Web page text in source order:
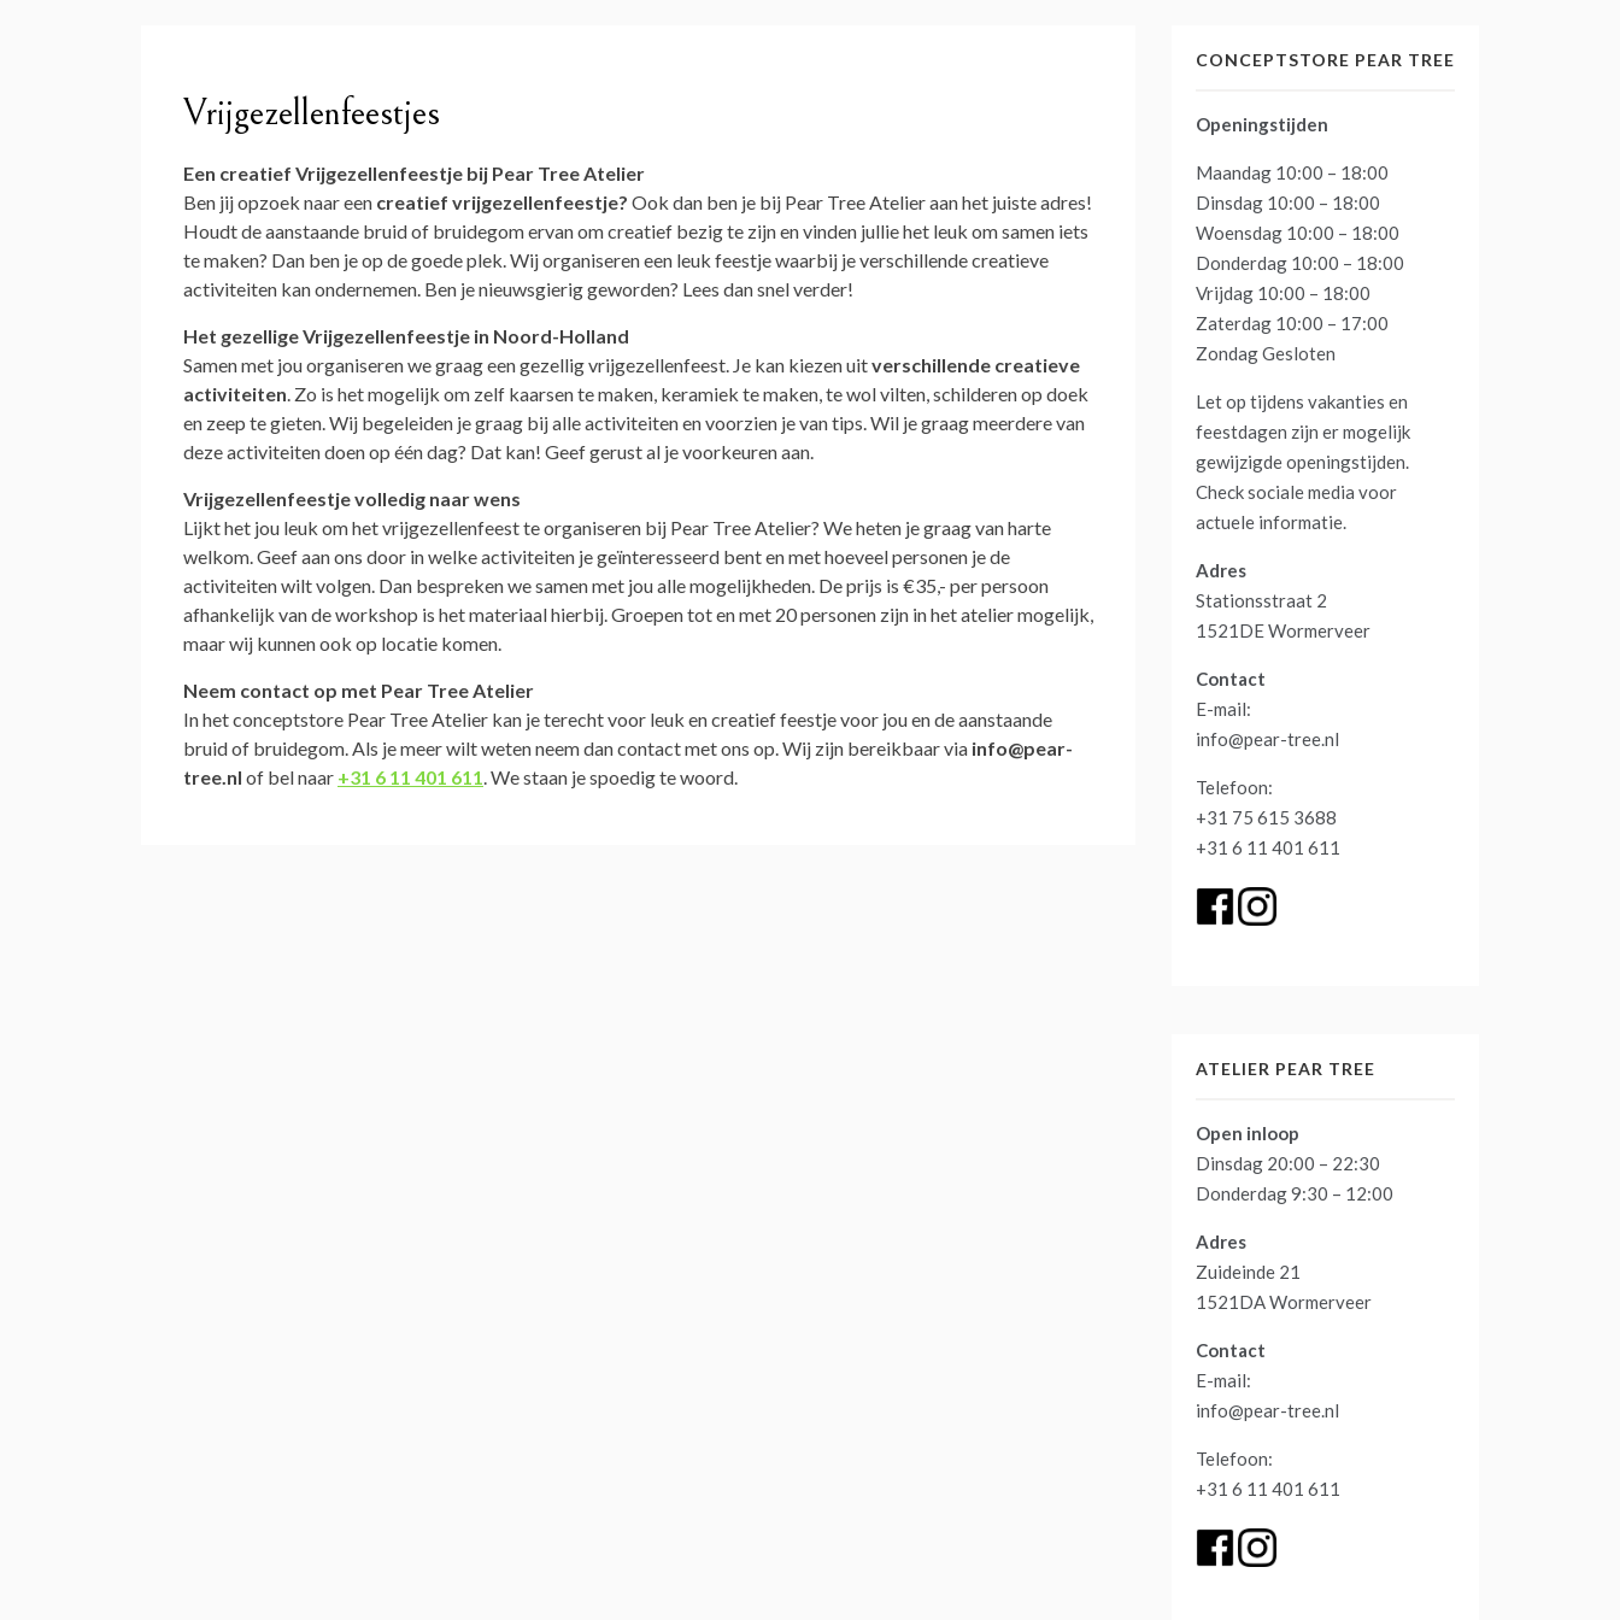
Vrijgezellenfeestjes
Een creatief Vrijgezellenfeestje bij Pear Tree Atelier
Ben jij opzoek naar een creatief vrijgezellenfeestje? Ook dan ben je bij Pear Tree Atelier aan het juiste adres!
Houdt de aanstaande bruid of bruidegom ervan om creatief bezig te zijn en vinden jullie het leuk om samen iets
te maken? Dan ben je op de goede plek. Wij organiseren een leuk feestje waarbij je verschillende creatieve
activiteiten kan ondernemen. Ben je nieuwsgierig geworden? Lees dan snel verder!
Het gezellige Vrijgezellenfeestje in Noord-Holland
Samen met jou organiseren we graag een gezellig vrijgezellenfeest. Je kan kiezen uitverschillende creatieve
activiteiten . Zo is het mogelijk om zelf kaarsen te maken, keramiek te maken, te wol vilten, schilderen op doek
en zeep te gieten. Wij begeleiden je graag bij alle activiteiten en voorzien je van tips. Wil je graag meerdere van
deze activiteiten doen op één dag? Dat kan! Geef gerust al je voorkeuren aan.
Vrijgezellenfeestje volledig naar wens
Lijkt het jou leuk om het vrijgezellenfeest te organiseren bij Pear Tree Atelier? We heten je graag van harte
welkom. Geef aan ons door in welke activiteiten je geïnteresseerd bent en met hoeveel personen je de
activiteiten wilt volgen. Dan bespreken we samen met jou alle mogelijkheden. De prijs is €35,- per persoon
afhankelijk van de workshop is het materiaal hierbij. Groepen tot en met 20 personen zijn in het atelier mogelijk,
maar wij kunnen ook op locatie komen.
Neem contact op met Pear Tree Atelier
In het conceptstore Pear Tree Atelier kan je terecht voor leuk en creatief feestje voor jou en de aanstaande
bruid of bruidegom. Als je meer wilt weten neem dan contact met ons op. Wij zijn bereikbaar via info@pear-
tree.nl of bel naar +31 6 11 401 611 . We staan je spoedig te woord.
CONCEPTSTORE PEAR TREE
Openingstijden
Maandag 10:00 – 18:00
Dinsdag 10:00 – 18:00
Woensdag 10:00 – 18:00
Donderdag 10:00 – 18:00
Vrijdag 10:00 – 18:00
Zaterdag 10:00 – 17:00
Zondag Gesloten
Let op tijdens vakanties en
feestdagen zijn er mogelijk
gewijzigde openingstijden.
Check sociale media voor
actuele informatie.
Adres
Stationsstraat 2
1521DE Wormerveer
Contact
E-mail:
info@pear-tree.nl
Telefoon:
+31 75 615 3688
+31 6 11 401 611
ATELIER PEAR TREE
Open inloop
Dinsdag 20:00 – 22:30
Donderdag 9:30 – 12:00
Adres
Zuideinde 21
1521DA Wormerveer
Contact
E-mail:
info@pear-tree.nl
Telefoon:
+31 6 11 401 611